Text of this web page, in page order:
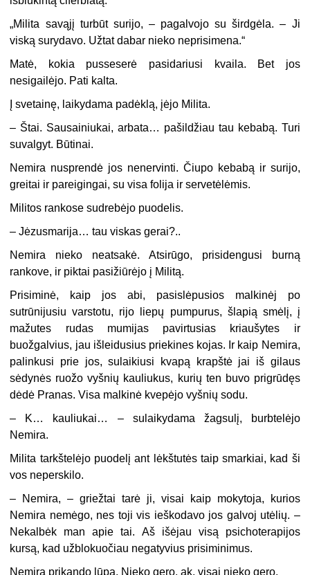
„Milita savąjį turbūt surijo, – pagalvojo su širdgėla. – Ji
viską surydavo. Užtat dabar nieko neprisimena.“
Matė, kokia pusseserė pasidariusi kvaila. Bet jos
nesigailėjo. Pati kalta.
Į svetainę, laikydama padėklą, įėjo Milita.
– Štai. Sausainiukai, arbata… pašildžiau tau kebabą. Turi
suvalgyt. Būtinai.
Nemira nusprendė jos nenervinti. Čiupo kebabą ir surijo,
greitai ir pareigingai, su visa folija ir servetėlėmis.
Militos rankose sudrebėjo puodelis.
–Jėzusmarija… tau viskas gerai?..
Nemira nieko neatsakė. Atsirūgo, prisidengusi burną
rankove, ir piktai pasižiūrėjo į Militą.
Prisiminė, kaip jos abi, pasislėpusios malkinėj po
sutrūnijusiu varstotu, rijo liepų pumpurus, šlapią smėlį, į
mažutes rudas mumijas pavirtusias kriaušytes ir
buožgalvius, jau išleidusius priekines kojas. Ir kaip Nemira,
palinkusi prie jos, sulaikiusi kvapą krapštė jai iš gilaus
sėdynės ruožo vyšnių kauliukus, kurių ten buvo prigrūdęs
dėdė Pranas. Visa malkinė kvepėjo vyšnių sodu.
– K… kauliukai… – sulaikydama žagsulį, burbtelėjo
Nemira.
Milita tarkštelėjo puodelį ant lėkštutės taip smarkiai, kad ši
vos neperskilo.
– Nemira, – griežtai tarė ji, visai kaip mokytoja, kurios
Nemira nemėgo, nes toji vis ieškodavo jos galvoj utėlių. –
Nekalbėk man apie tai. Aš išėjau visą psichoterapijos
kursą, kad užblokuočiau negatyvius prisiminimus.
Nemira prikando lūpą. Nieko gero, ak, visai nieko gero.